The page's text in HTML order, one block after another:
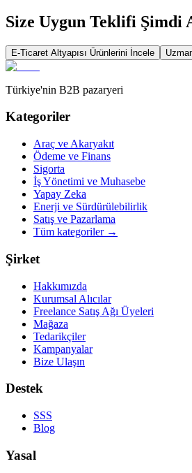
Size Uygun Teklifi Şimdi
E-Ticaret Altyapısı Ürünlerini İncele
Türkiye'nin B2B pazaryeri
Kategoriler
Araç ve Akaryakıt
Ödeme ve Finans
Sigorta
İş Yönetimi ve Muhasebe
Yapay Zeka
Enerji ve Sürdürülebilirlik
Satış ve Pazarlama
Tüm kategoriler→
Şirket
Hakkımızda
Kurumsal Alıcılar
Freelance Satış Ağı Üyeleri
Mağaza
Tedarikçiler
Kampanyalar
Bize Ulaşın
Destek
SSS
Blog
Yasal